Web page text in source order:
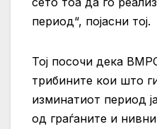
период“, појасни тој.
Тој посочи дека
трибините кои што
изминатиот период
од граѓаните и